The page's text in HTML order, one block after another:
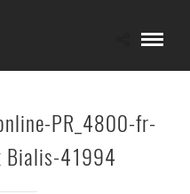
PR_4800-fr-
Bialis-41994